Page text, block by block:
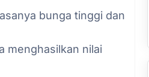
bunga tinggi dan
menghasilkan nilai